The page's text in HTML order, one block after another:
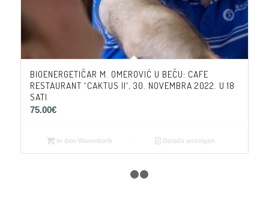
BIOENERGETIČAR M. OMEROVIĆ U BEČU: CAFE
RESTAURANT “CAKTUS II“, 30. NOVEMBRA 2022. U 18
SATI
75.00€
In den Warenkorb Details anzeigen